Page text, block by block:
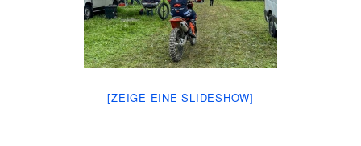
[ZEIGE EINE SLIDESHOW]